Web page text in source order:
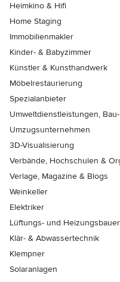
Heimkino & Hifi
Home Staging
Immobilienmakler
Kinder- & Babyzimmer
Künstler & Kunsthandwerk
Möbelrestaurierung
Spezialanbieter
Umweltdienstleistungen,
Umzugsunternehmen
3D-Visualisierung
Verbände, Hochschulen &
Verlage, Magazine & Blogs
Weinkeller
Elektriker
Lüftungs- und Heizungsbauer
Klär- & Abwassertechnik
Klempner
Solaranlagen